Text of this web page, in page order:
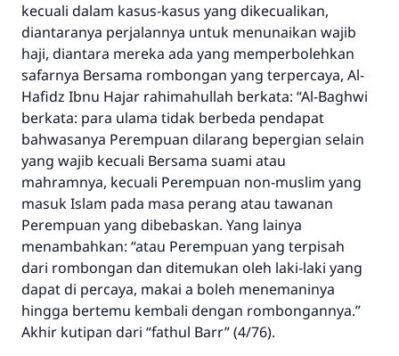
kecuali dalam kasus-kasus yang dikecualikan,
diantaranya perjalannya untuk menunaikan wajib
haji, diantara mereka ada yang memperbolehkan
safarnya Bersama rombongan yang terpercaya, Al-
Hafidz Ibnu Hajar rahimahullah berkata: “Al-Baghwi
berkata: para ulama tidak berbeda pendapat
bahwasanya Perempuan dilarang bepergian selain
yang wajib kecuali Bersama suami atau
mahramnya, kecuali Perempuan non-muslim yang
masuk Islam pada masa perang atau tawanan
Perempuan yang dibebaskan. Yang lainya
menambahkan: “atau Perempuan yang terpisah
dari rombongan dan ditemukan oleh laki-laki yang
dapat di percaya, makai a boleh menemaninya
hingga bertemu kembali dengan rombongannya.”
Akhir kutipan dari “fathul Barr” (4/76).